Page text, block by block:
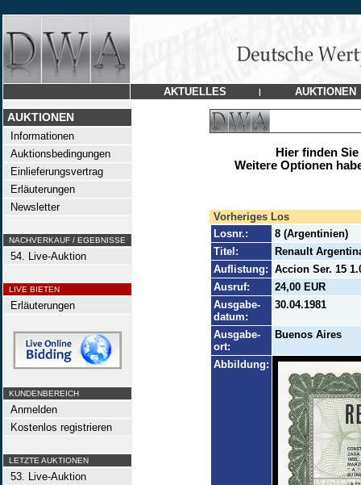
AKTUELLES | AUKTIONEN
AUKTIONEN
Informationen
Auktionsbedingungen
Einlieferungsvertrag
Erläuterungen
Newsletter
NACHVERKAUF / EGEBNISSE
54. Live-Auktion
LIVE BIETEN
Erläuterungen
KUNDENBEREICH
Anmelden
Kostenlos registrieren
LETZTE AUKTIONEN
53. Live-Auktion
Hier finden
Weitere Optionen
Vorheriges Los
Losnr.:
8 (Argentinien)
Titel:
Renault
Auflistung: Accion Ser. 15
Ausruf:
24,00 EUR
Ausgabe-
datum:
30.04.1981
Ausgabe-
ort:
Buenos Aires
Abbildung: